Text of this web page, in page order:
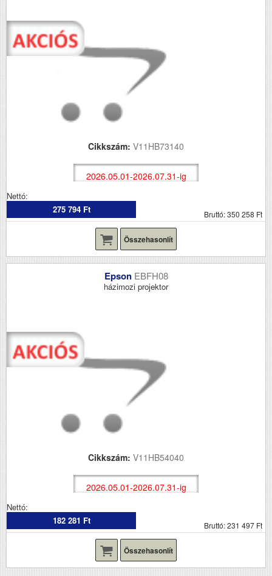
Cikkszám: V11HB73140
2026.05.01-2026.07.31-ig
Nettó:
275 794 Ft
Bruttó: 350 258 Ft
Összehasonlít
Epson EBFH08
házimozi projektor
Cikkszám: V11HB54040
2026.05.01-2026.07.31-ig
Nettó:
182 281 Ft
Bruttó: 231 497 Ft
Összehasonlít